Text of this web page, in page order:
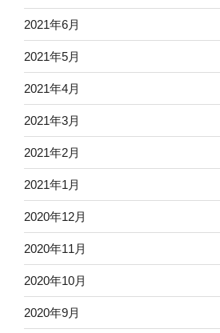
2021年6月
2021年5月
2021年4月
2021年3月
2021年2月
2021年1月
2020年12月
2020年11月
2020年10月
2020年9月